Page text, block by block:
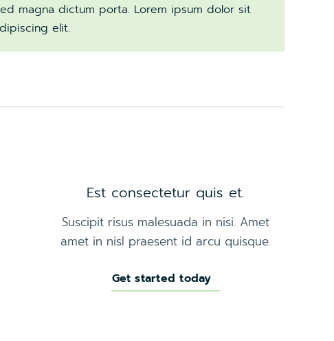
magna dictum porta. Lorem ipsum dolor sit
elit.
Est consectetur quis et.
Suscipit risus malesuada in nisi. Amet
amet in nisl praesent id arcu quisque.
Get started today